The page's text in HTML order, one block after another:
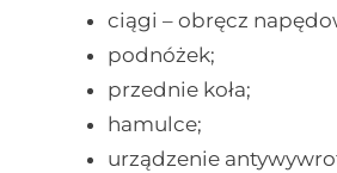
ciągi – obręcz
podnóżek;
przednie koła;
hamulce;
urządzenie